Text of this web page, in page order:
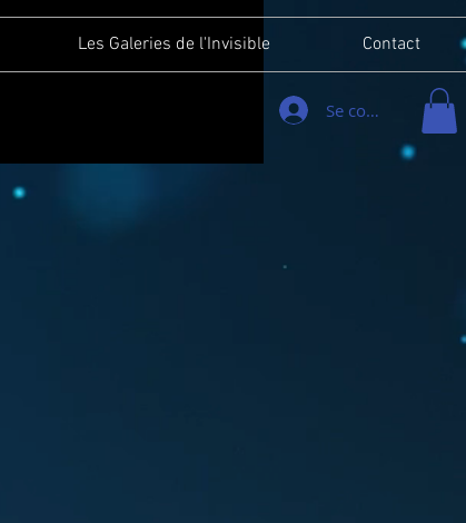
Les Galeries de l'Invisible Contact
Se connecter